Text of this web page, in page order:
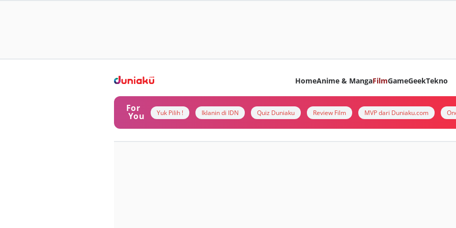
HomeAnime & MangaFilmGameGeekTekno
For
You Yuk Pilih ! Iklanin di IDN Quiz Duniaku Review Film MVP dari Duniaku.com